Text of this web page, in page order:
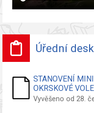
Úřední
STANOVENÍ
OKRSKOVÉ
Vyvěšeno od 28.